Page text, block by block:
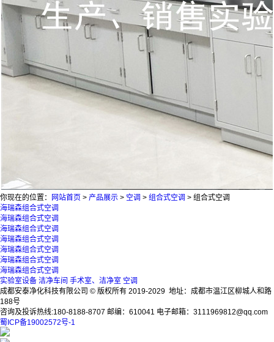
你现在的位置： 网站首页 > 产品展示 > 空调 > 组合式空调 > 组合式空调
海瑞森组合式空调
海瑞森组合式空调
海瑞森组合式空调
海瑞森组合式空调
海瑞森组合式空调
海瑞森组合式空调
海瑞森组合式空调
实验室设备 洁净车间 手术室、洁净室 空调
成都安泰净化科技有限公司 © 版权所有 2019-2029 地址：成都市温江区柳城人和路
188号
咨询及投诉热线:180-8188-8707 邮编：610041 电子邮箱：3111969812@qq.com
蜀ICP备19002572号-1